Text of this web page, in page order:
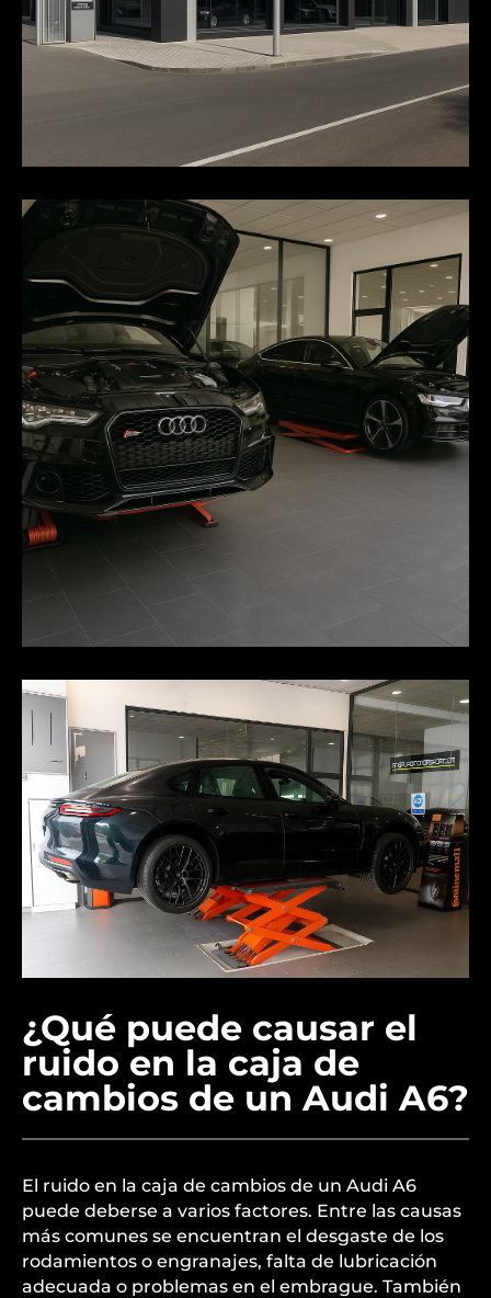
¿Qué puede causar el
ruido en la caja de
cambios de un Audi A6?
El ruido en la caja de cambios de un Audi A6
puede deberse a varios factores. Entre las causas
más comunes se encuentran el desgaste de los
rodamientos o engranajes, falta de lubricación
adecuada o problemas en el embrague. También